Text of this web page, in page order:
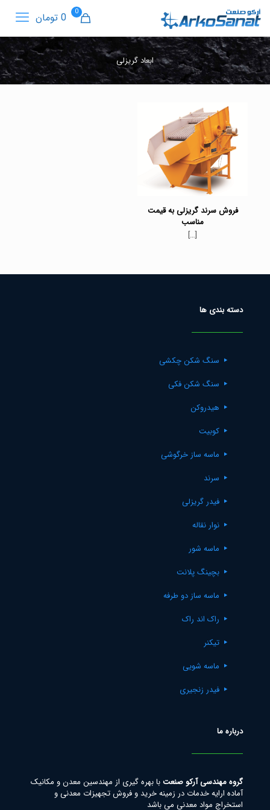
0 0 تومان
ابعاد گریزلی
فروش سرند گریزلی به قیمت
مناسب
[…]
دسته بندی ها
سنگ شکن چکشی
سنگ شکن فکی
هیدروکن
کوبیت
ماسه ساز خرگوشی
سرند
فیدر گریزلی
نوار نقاله
ماسه شور
بچینگ پلانت
ماسه ساز دو طرفه
راک اند راک
تیکنر
ماسه شویی
فیدر زنجیری
درباره ما
گروه مهندسی آرکو صنعتبا بهره گیری از مهندسین معدن و مکانیک
آماده ارایه خدمات در زمینه خرید و فروش تجهیزات معدنی و
استخراج مواد معدنی می باشد